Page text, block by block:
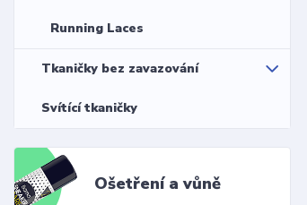
Running Laces
Tkaničky bez zavazování
Svítící tkaničky
Ošetření a vůně